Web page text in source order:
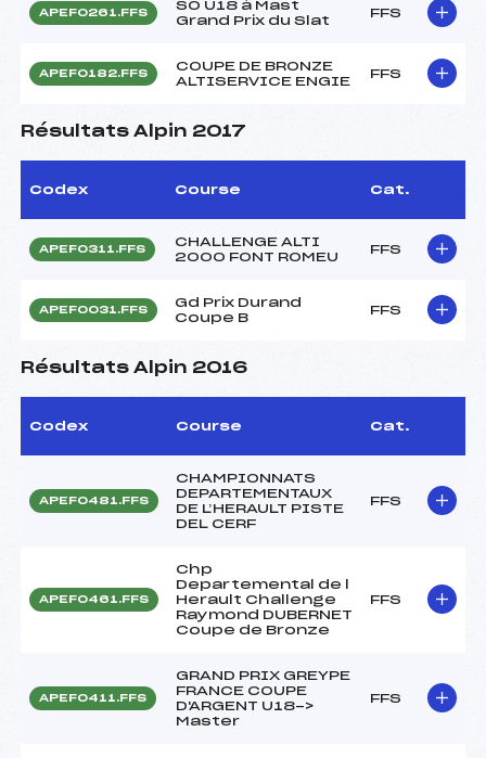
APEF0261.FFS
SO U18 à Mast
Grand Prix du Slat
FFS
APEF0182.FFS
COUPE DE BRONZE
ALTISERVICE ENGIE
FFS
Résultats Alpin 2017
Codex Course Cat.
APEF0311.FFS
CHALLENGE ALTI
2000 FONT ROMEU
FFS
APEF0031.FFS
Gd Prix Durand
Coupe B
FFS
Résultats Alpin 2016
Codex Course Cat.
APEF0481.FFS
CHAMPIONNATS
DEPARTEMENTAUX
DE L’HERAULT PISTE
DEL CERF
FFS
APEF0461.FFS
Chp
Departemental de l
Herault Challenge
Raymond DUBERNET
Coupe de Bronze
FFS
APEF0411.FFS
GRAND PRIX GREYPE
FRANCE COUPE
D'ARGENT U18->
Master
FFS